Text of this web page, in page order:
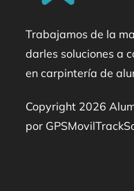
Trabajamos de la
darles soluciones a
en carpintería de
Copyright 2026
por